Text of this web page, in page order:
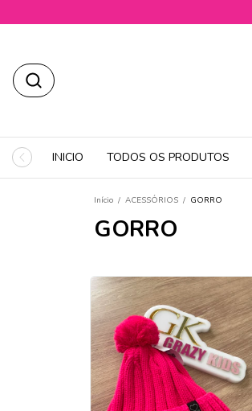
INICIO TODOS OS PRODUTOS
Início / ACESSÓRIOS / GORRO
GORRO